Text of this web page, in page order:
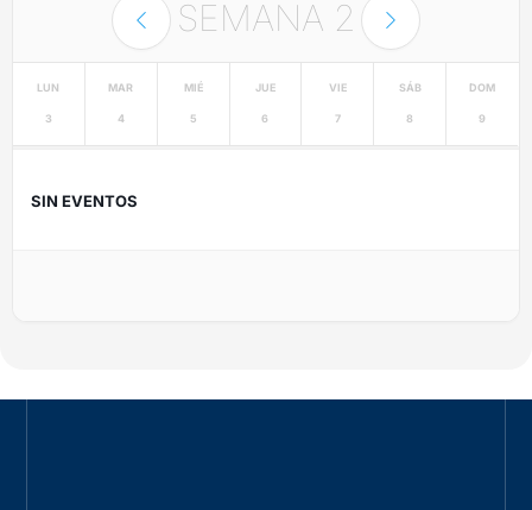
SEMANA 2
LUN
3
MAR
4
MIÉ
5
JUE
6
VIE
7
SÁB
8
DOM
9
SIN EVENTOS